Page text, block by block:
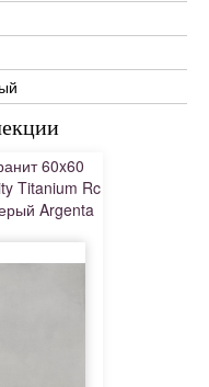
60x60
Titanium Rc
Argenta